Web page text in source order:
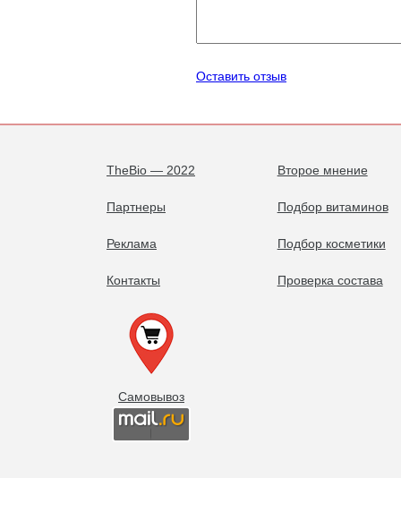
Оставить отзыв
TheBio — 2022
Партнеры
Реклама
Контакты
Второе мнение
Подбор витаминов
Подбор косметики
Проверка состава
Самовывоз